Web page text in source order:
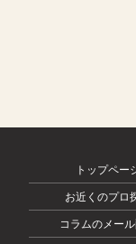
トップペー
お近くのプロ
コラムのメー